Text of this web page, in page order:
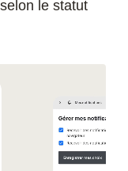
le statut